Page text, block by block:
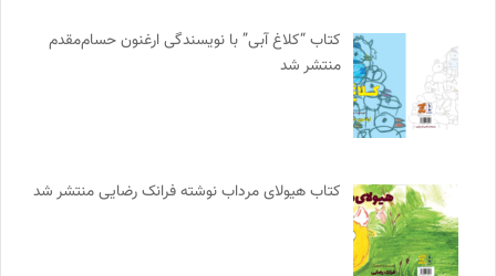
کتاب “کلاغ آبی” با نویسندگی ارغنون حسام‌مقدم
منتشر شد
کتاب هیولای مرداب نوشته فرانک رضایی منتشر شد